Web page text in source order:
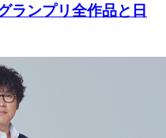
ランプリ全作品と日